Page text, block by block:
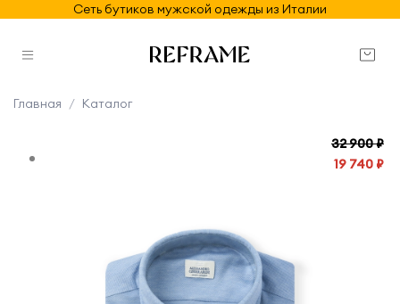
Сеть бутиков мужской одежды из Италии
Главная Каталог
32 900 ₽
19 740 ₽